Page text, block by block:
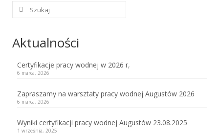
Szuklaj
Aktualności
Certyfikacje pracy wodnej w 2026 r,
6 marca, 2026
Zapraszamy na warsztaty pracy wodnej Augustów 2026
6 marca, 2026
Wyniki certyfikacji pracy wodnej Augustów 23.08.2025
1 września, 2025